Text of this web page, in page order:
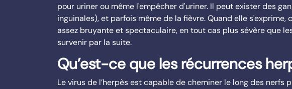
pour uriner ou même l'empêcher d'uriner. Il peut exister des
inguinales), et parfois même de la fièvre. Quand elle
assez bruyante et spectaculaire, en tout cas plus sévère que
survenir par la suite.
Qu’est-ce que les récurrences
Le virus de l’herpès est capable de cheminer le long des nerfs